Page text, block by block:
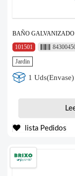
BAÑO GALVANIZADO
101501
Jardin
1 Uds(Envase)
lista Pedidos